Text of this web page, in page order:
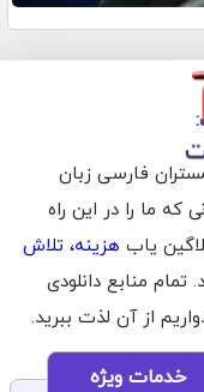
فارسی زبان
ما را در این راه
یاب هزینه، تلاش
منابع دانلودی
از آن لذت ببرید.
خدمات ویژه